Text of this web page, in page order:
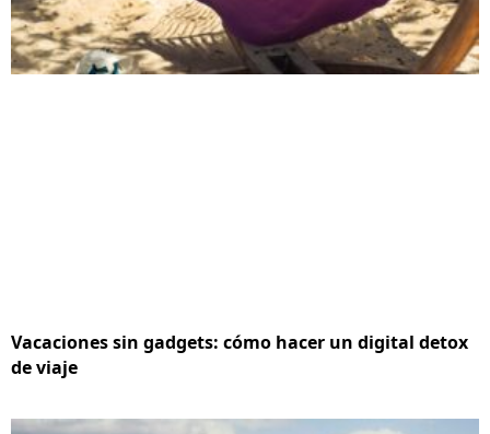
Vacaciones sin gadgets: cómo hacer un digital detox
de viaje